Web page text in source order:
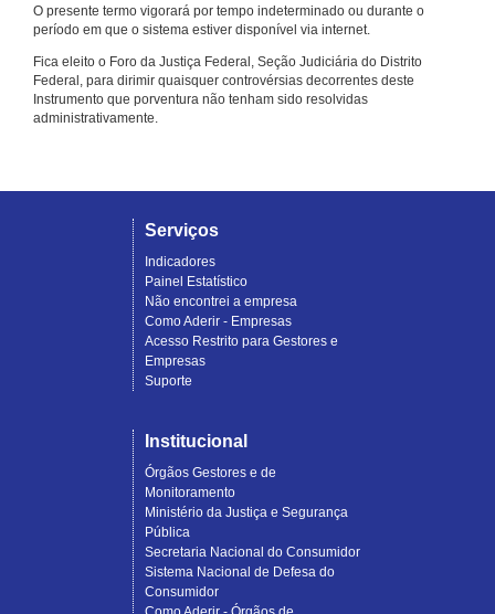
O presente termo vigorará por tempo indeterminado ou durante o
período em que o sistema estiver disponível via internet.
Fica eleito o Foro da Justiça Federal, Seção Judiciária do Distrito
Federal, para dirimir quaisquer controvérsias decorrentes deste
Instrumento que porventura não tenham sido resolvidas
administrativamente.
Serviços
Indicadores
Painel Estatístico
Não encontrei a empresa
Como Aderir - Empresas
Acesso Restrito para Gestores e
Empresas
Suporte
Institucional
Órgãos Gestores e de
Monitoramento
Ministério da Justiça e Segurança
Pública
Secretaria Nacional do Consumidor
Sistema Nacional de Defesa do
Consumidor